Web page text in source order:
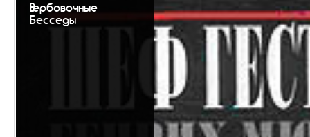
Вербовочные
Бесседы